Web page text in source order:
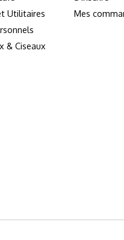
Utilitaires
& Ciseaux
Mes